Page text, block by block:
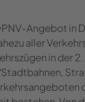
​​Angebot in
aller
in der